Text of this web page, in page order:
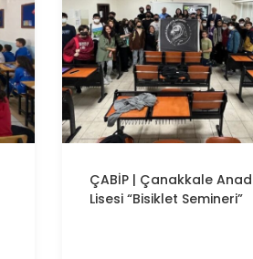
ÇABİP| Çanakkale
Lisesi “Bisiklet Semineri”